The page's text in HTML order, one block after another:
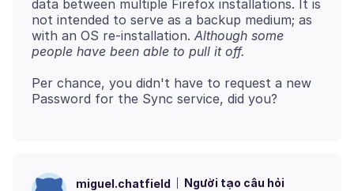
data between multiple Firefox installations. It is
not intended to serve as a backup medium; as
with an OS re-installation. Although some
people have been able to pull it off.
Per chance, you didn't have to request a new
miguel.chatfield Người tạo câu hỏi